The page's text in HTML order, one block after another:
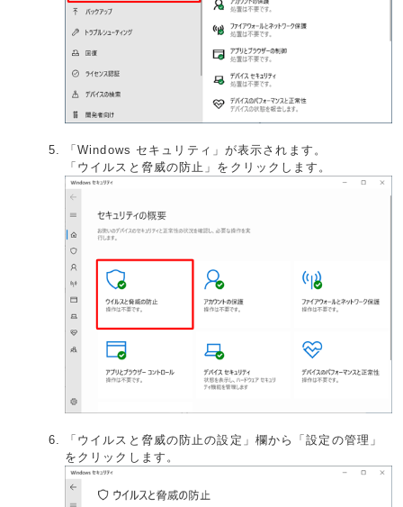
「Windows セキュリティ」が表示されます。
「ウイルスと脅威の防止」をクリックします。
「ウイルスと脅威の防止の設定」欄から「設定の管理」
をクリックします。